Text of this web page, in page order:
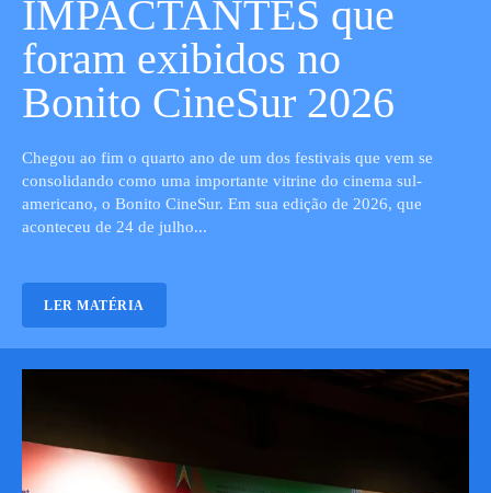
IMPACTANTES que
foram exibidos no
Bonito CineSur 2026
Chegou ao fim o quarto ano de um dos festivais que vem se
consolidando como uma importante vitrine do cinema sul-
americano, o Bonito CineSur. Em sua edição de 2026, que
aconteceu de 24 de julho...
LER MATÉRIA